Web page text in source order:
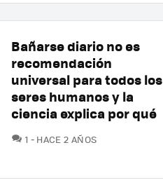
Bañarse diario no es
recomendación
universal para todos los
seres humanos y la
ciencia explica por qué
1 COMENTARIOS
HACE 2 AÑOS